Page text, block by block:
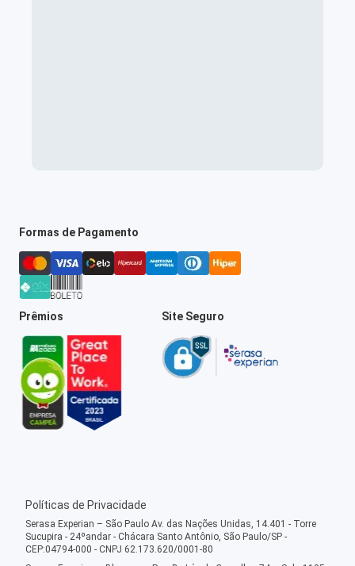
Formas de Pagamento
Prêmios Site Seguro
Políticas de Privacidade
Serasa Experian – São Paulo Av. das Nações Unidas, 14.401 - Torre
Sucupira - 24ºandar - Chácara Santo Antônio, São Paulo/SP -
CEP:04794-000 - CNPJ 62.173.620/0001-80